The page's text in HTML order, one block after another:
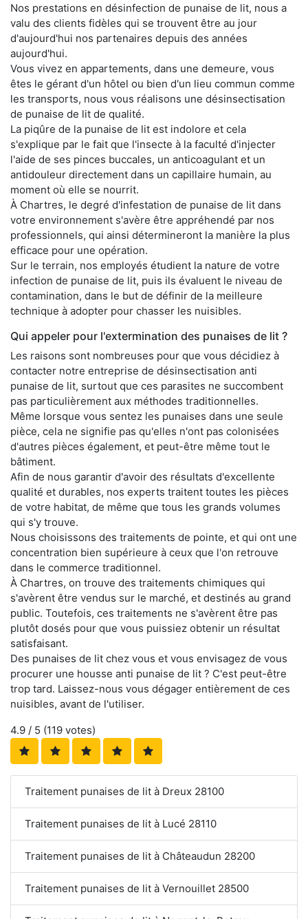
Nos prestations en désinfection de punaise de lit, nous a
valu des clients fidèles qui se trouvent être au jour
d'aujourd'hui nos partenaires depuis des années
aujourd'hui.
Vous vivez en appartements, dans une demeure, vous
êtes le gérant d'un hôtel ou bien d'un lieu commun comme
les transports, nous vous réalisons une désinsectisation
de punaise de lit de qualité.
La piqûre de la punaise de lit est indolore et cela
s'explique par le fait que l'insecte à la faculté d'injecter
l'aide de ses pinces buccales, un anticoagulant et un
antidouleur directement dans un capillaire humain, au
moment où elle se nourrit.
À Chartres, le degré d'infestation de punaise de lit dans
votre environnement s'avère être appréhendé par nos
professionnels, qui ainsi détermineront la manière la plus
efficace pour une opération.
Sur le terrain, nos employés étudient la nature de votre
infection de punaise de lit, puis ils évaluent le niveau de
contamination, dans le but de définir de la meilleure
technique à adopter pour chasser les nuisibles.
Qui appeler pour l'extermination des punaises de lit ?
Les raisons sont nombreuses pour que vous décidiez à
contacter notre entreprise de désinsectisation anti
punaise de lit, surtout que ces parasites ne succombent
pas particulièrement aux méthodes traditionnelles.
Même lorsque vous sentez les punaises dans une seule
pièce, cela ne signifie pas qu'elles n'ont pas colonisées
d'autres pièces également, et peut-être même tout le
bâtiment.
Afin de nous garantir d'avoir des résultats d'excellente
qualité et durables, nos experts traitent toutes les pièces
de votre habitat, de même que tous les grands volumes
qui s'y trouve.
Nous choisissons des traitements de pointe, et qui ont une
concentration bien supérieure à ceux que l'on retrouve
dans le commerce traditionnel.
À Chartres, on trouve des traitements chimiques qui
s'avèrent être vendus sur le marché, et destinés au grand
public. Toutefois, ces traitements ne s'avèrent être pas
plutôt dosés pour que vous puissiez obtenir un résultat
satisfaisant.
Des punaises de lit chez vous et vous envisagez de vous
procurer une housse anti punaise de lit ? C'est peut-être
trop tard. Laissez-nous vous dégager entièrement de ces
nuisibles, avant de l'utiliser.
4.9 / 5 (119 votes)
Traitement punaises de lit à Dreux 28100
Traitement punaises de lit à Lucé 28110
Traitement punaises de lit à Châteaudun 28200
Traitement punaises de lit à Vernouillet 28500